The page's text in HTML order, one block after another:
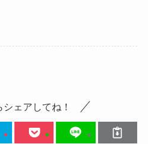
ェアしてね！